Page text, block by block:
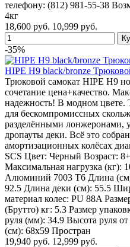
телефону: (812) 981-55-38
4кг
18,600 руб. 10,999 руб.
-35%
HIPE H9 black/bronze
Трюковой самокат HIPE H9
сочетание цена+качество.
надежность! В модном
для бескомпромиссных
разделёнными лонжеронами,
дропауты деки. Всё это
амортизационных колёсах
SCS Цвет: Черный Возраст:
Максимальная нагрузка (кг):
Алюминий 7003 T6 Длина
92.5 Длина деки (см): 55.5
материал колес: PU 88A
(Брутто) кг: 5.3 Размер
руля (мм): 34.9 Высота руля
(см): 68х59 Простран
19,940 руб. 12,999 руб.